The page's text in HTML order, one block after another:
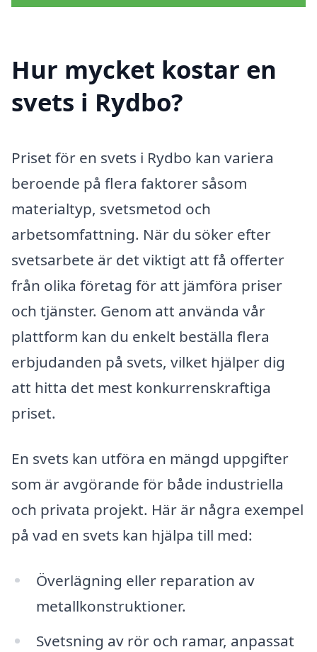
Hur mycket kostar en
svets i Rydbo?
Priset för en svets i Rydbo kan variera
beroende på flera faktorer såsom
materialtyp, svetsmetod och
arbetsomfattning. När du söker efter
svetsarbete är det viktigt att få offerter
från olika företag för att jämföra priser
och tjänster. Genom att använda vår
plattform kan du enkelt beställa flera
erbjudanden på svets, vilket hjälper dig
att hitta det mest konkurrenskraftiga
priset.
En svets kan utföra en mängd uppgifter
som är avgörande för både industriella
och privata projekt. Här är några exempel
på vad en svets kan hjälpa till med:
Överlägning eller reparation av
metallkonstruktioner.
Svetsning av rör och ramar, anpassat